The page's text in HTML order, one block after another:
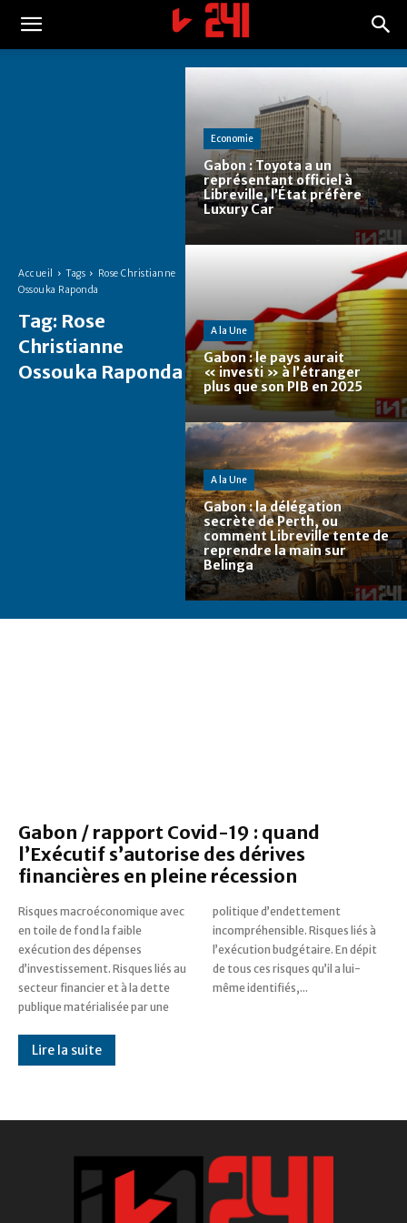
Accueil Tags
Rose Christianne
Ossouka Raponda
Tag: Rose
Christianne
Ossouka Raponda
Economie
Gabon : Toyota a un
représentant officiel à
Libreville, l’État préfère
Luxury Car
A la Une
Gabon : le pays aurait
« investi » à l’étranger
plus que son PIB en 2025
A la Une
Gabon : la délégation
secrète de Perth, ou
comment Libreville tente de
reprendre la main sur
Belinga
Gabon / rapport Covid-19 : quand
l’Exécutif s’autorise des dérives
financières en pleine récession
Risques macroéconomique avec
en toile de fond la faible
exécution des dépenses
d’investissement. Risques liés au
secteur financier et à la dette
publique matérialisée par une
politique d’endettement
incompréhensible. Risques liés à
l’exécution budgétaire. En dépit
de tous ces risques qu’il a lui-
même identifiés,...
Lire la suite